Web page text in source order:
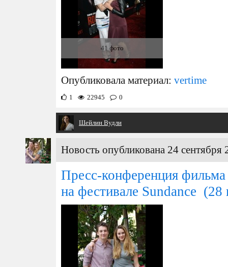
41 фото
Опубликовала материал: vertime
1 22945 0
Шейлин Вудли
Новость опубликована 24 сентября
Пресс-конференция
на фестивале Sundance (28